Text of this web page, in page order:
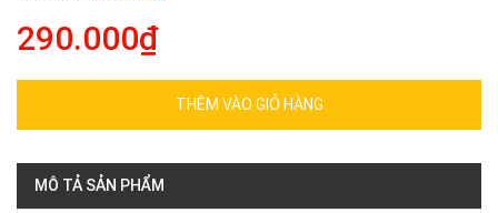
290.000₫
THÊM VÀO GIỎ HÀNG
MÔ TẢ SẢN PHẨM